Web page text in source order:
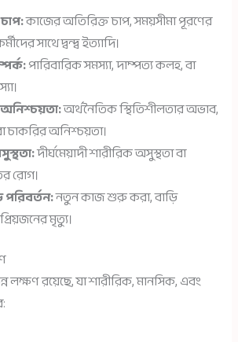
কাজের অতিরিক্ত চাপ, সময়সীমা পূরণের
সাথে দ্বন্দ্ব ইত্যাদি।
পারিবারিক সমস্যা, দাম্পত্য কলহ, বা
অর্থনৈতিক স্থিতিশীলতার অভাব,
চাকরির অনিশ্চয়তা।
দীর্ঘমেয়াদী শারীরিক অসুস্থতা বা
রোগ।
নতুন কাজ শুরু করা, বাড়ি
মৃত্যু।
লক্ষণ রয়েছে, যা শারীরিক, মানসিক, এবং